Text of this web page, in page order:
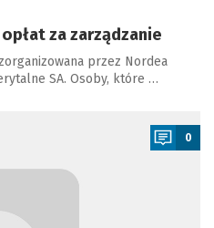
za zarządzanie
przez Nordea
SA. Osoby, które …
0